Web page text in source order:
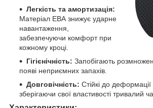
Легкість та амортизація:
Матеріал ЕВА знижує ударне
навантаження,
забезпечуючи комфорт при
кожному кроці.
Гігієнічність: Запобігають
появі неприємних запахів.
Довговічність: Стійкі до деформації
зберігаючи свої властивості тривалий